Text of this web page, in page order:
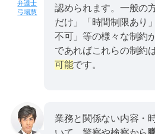
弓場慧
認められます。一般の
だけ」「時間制限あり
不可」等の様々な制約
であればこれらの制約
可能です。
業務と関係ない内容・